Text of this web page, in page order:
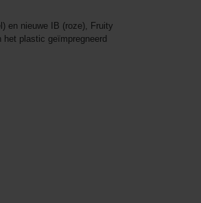
en nieuwe IB (roze), Fruity
plastic geïmpregneerd